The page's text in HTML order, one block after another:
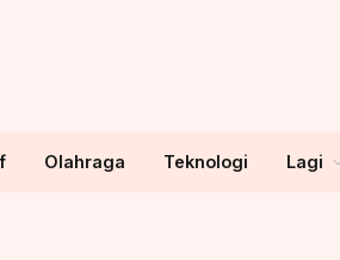
Olahraga Teknologi Lagi